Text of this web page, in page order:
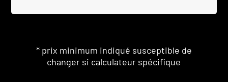
* prix minimum indiqué susceptible de
changer si calculateur spécifique